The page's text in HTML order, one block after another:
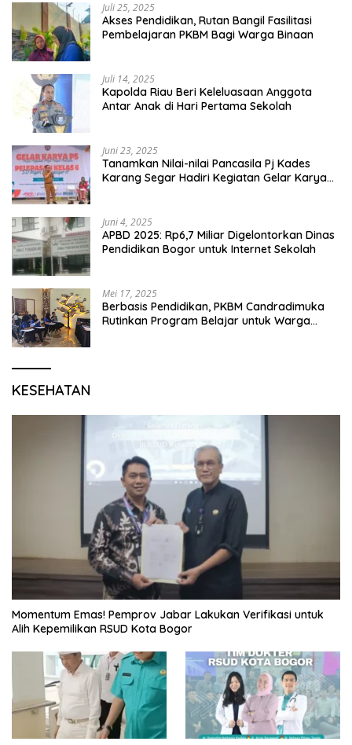
Juli 25, 2025
Akses Pendidikan, Rutan Bangil Fasilitasi
Pembelajaran PKBM Bagi Warga Binaan
Juli 14, 2025
Kapolda Riau Beri Keleluasaan Anggota
Antar Anak di Hari Pertama Sekolah
Juni 23, 2025
Tanamkan Nilai-nilai Pancasila Pj Kades
Karang Segar Hadiri Kegiatan Gelar Karya
Juni 4, 2025
APBD 2025: Rp6,7 Miliar Digelontorkan Dinas
Pendidikan Bogor untuk Internet Sekolah
Mei 17, 2025
Berbasis Pendidikan, PKBM Candradimuka
Rutinkan Program Belajar untuk Warga
KESEHATAN
Momentum Emas! Pemprov Jabar Lakukan Verifikasi untuk
Alih Kepemilikan RSUD Kota Bogor